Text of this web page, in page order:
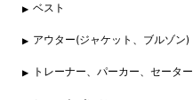
ベスト
アウター(ジャケット、ブルゾン)
トレーナー、パーカー、セーター